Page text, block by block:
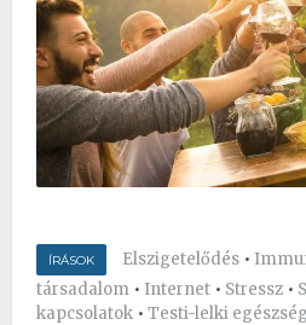
ÍRÁSOK Elszigetelődés •
társadalom • Internet • Stressz •
kapcsolatok • Testi-lelki egészség